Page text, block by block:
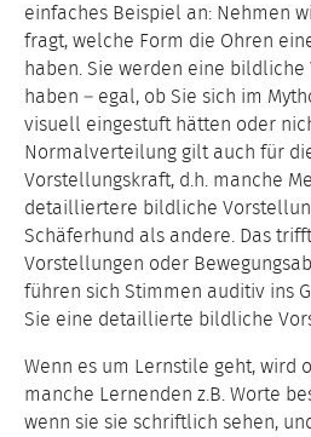
einfaches Beispiel an: Nehmen
fragt, welche Form die Ohren
haben. Sie werden eine
haben – egal, ob Sie sich im
visuell eingestuft hätten oder
Normalverteilung gilt auch für
Vorstellungskraft, d.h. manche
detailliertere bildliche
Schäferhund als andere. Das
Vorstellungen oder
führen sich Stimmen auditiv ins
Sie eine detaillierte bildliche
Wenn es um Lernstile geht, wird
manche Lernenden z.B. Worte
wenn sie sie schriftlich sehen,